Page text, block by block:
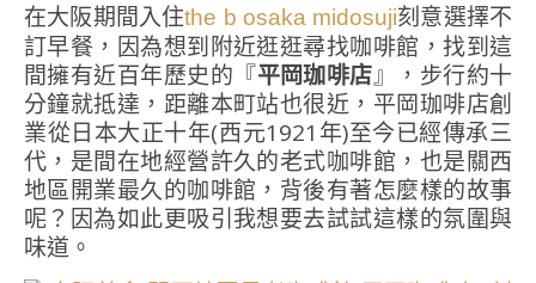
在大阪期間入住the b osaka midosuji刻意選擇不
訂早餐，因為想到附近逛逛尋找咖啡館，找到這
間擁有近百年歷史的『平岡珈啡店』，步行約十
分鐘就抵達，距離本町站也很近，平岡珈啡店創
業從日本大正十年(西元1921年)至今已經傳承三
代，是間在地經營許久的老式咖啡館，也是關西
地區開業最久的咖啡館，背後有著怎麼樣的故事
呢？因為如此更吸引我想要去試試這樣的氛圍與
味道。